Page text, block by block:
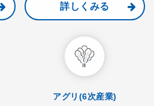
詳しくみる
アグリ(6次産業)